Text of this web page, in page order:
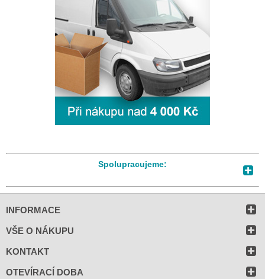
Spolupracujeme:
INFORMACE
VŠE O NÁKUPU
KONTAKT
OTEVÍRACÍ DOBA